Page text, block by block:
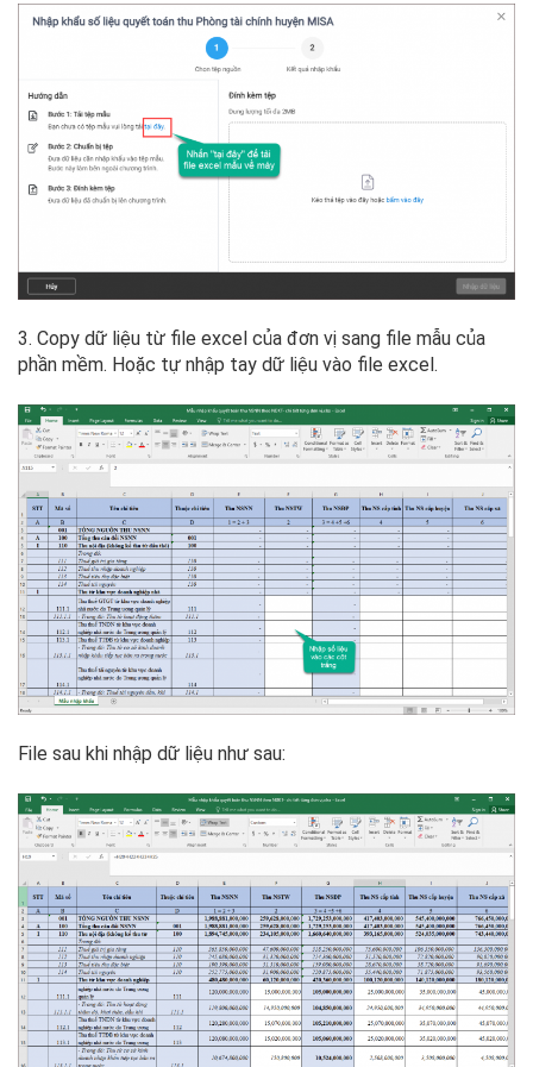
3. Copy dữ liệu từ file excel của đơn vị sang file mẫu của
phần mềm. Hoặc tự nhập tay dữ liệu vào file excel.
File sau khi nhập dữ liệu như sau: